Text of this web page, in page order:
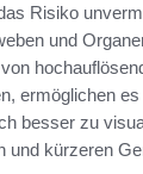
Risiko
und
ermöglichen
besser zu
und kürzeren